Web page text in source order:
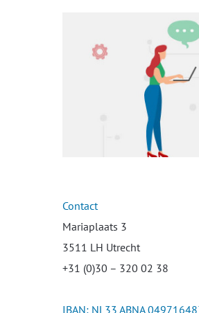
Contact
Mariaplaats 3
3511 LH Utrecht
+31 (0)30 – 320 02 38
IBAN: NL33 ABNA